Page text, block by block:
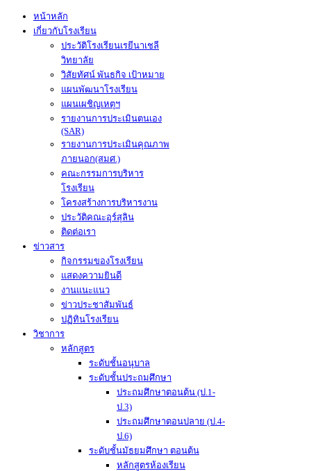
หน้าหลัก
เกี่ยวกับโรงเรียน
ประวัติโรงเรียนเรยีนาเชลี
วิทยาลัย
วิสัยทัศน์ พันธกิจ เป้าหมาย
แผนพัฒนาโรงเรียน
แผนเผชิญเหตุฯ
รายงานการประเมินตนเอง
(SAR)
รายงานการประเมินคุณภาพ
ภายนอก(สมศ.)
คณะกรรมการบริหาร
โรงเรียน
โครงสร้างการบริหารงาน
ประวัติคณะอุร์สุลิน
ติดต่อเรา
ข่าวสาร
กิจกรรมของโรงเรียน
แสดงความยินดี
งานแนะแนว
ข่าวประชาสัมพันธ์
ปฏิทินโรงเรียน
วิชาการ
หลักสูตร
ระดับชั้นอนุบาล
ระดับชั้นประถมศึกษา
ประถมศึกษาตอนต้น (ป.1-
ป.3)
ประถมศึกษาตอนปลาย (ป.4-
ป.6)
ระดับชั้นมัธยมศึกษา ตอนต้น
หลักสูตรห้องเรียน